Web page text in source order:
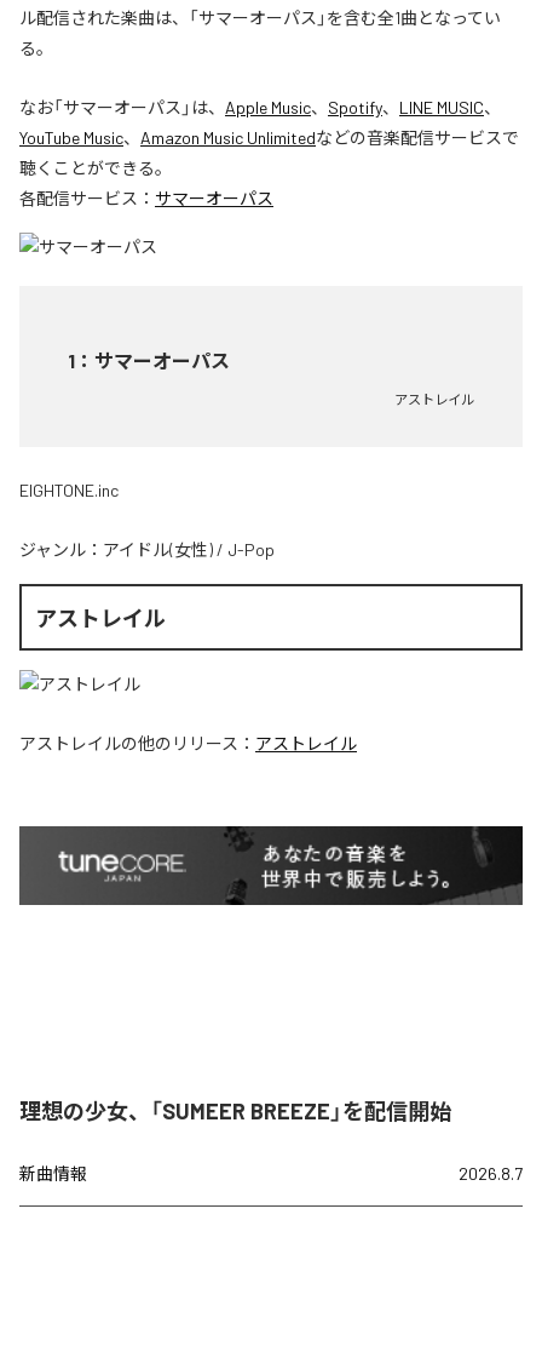
ル配信された楽曲は、「サマーオーパス」を含む全1曲となってい
る。
なお「サマーオーパス 」は、 Apple Music、 Spotify、 LINE MUSIC、
YouTube Music、 Amazon Music Unlimitedなどの音楽配信サービスで
聴くことができる。
各配信サービス： サマーオーパス
1 ： サマーオーパス
アストレイル
EIGHTONE.inc
ジャンル： アイドル(女性) / J-Pop
アストレイル
アストレイルの他のリリース： アストレイル
理想の少女、「SUMEER BREEZE」を配信開始
新曲情報 2026.8.7